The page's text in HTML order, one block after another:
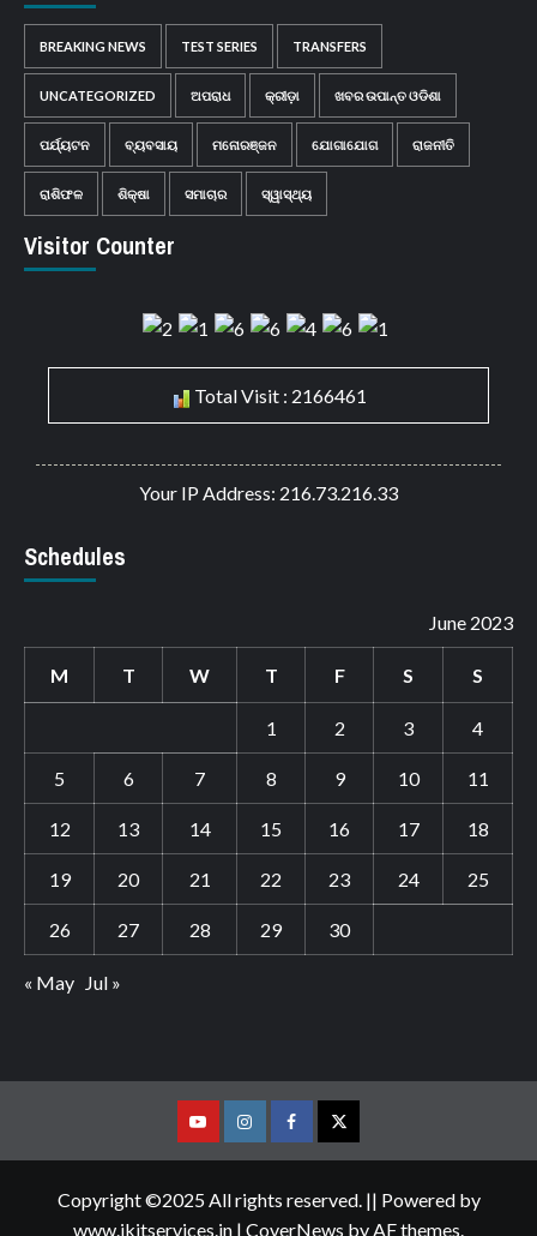
BREAKING NEWS TEST SERIES TRANSFERS
UNCATEGORIZED ଅପରାଧ କ୍ରୀଡ଼ା ଖବର ଉପାନ୍ତ ଓଡିଶା
ପର୍ଯ୍ୟଟନ ବ୍ୟବସାୟ ମନୋରଞ୍ଜନ ଯୋଗାଯୋଗ ରାଜନୀତି
ରାଶିଫଳ ଶିକ୍ଷା ସମାଚାର ସ୍ୱାସ୍ଥ୍ୟ
Visitor Counter
Total Visit : 2166461
Your IP Address: 216.73.216.33
Schedules
June 2023
M T W T F S S
1 2 3 4
5 6 7 8 9 10 11
12 13 14 15 16 17 18
19 20 21 22 23 24 25
26 27 28 29 30
« May Jul »
YoutubeVimeoFacebookTwitter
Copyright ©2025 All rights reserved. || Powered by
www.jkitservices.in | CoverNews by AF themes.